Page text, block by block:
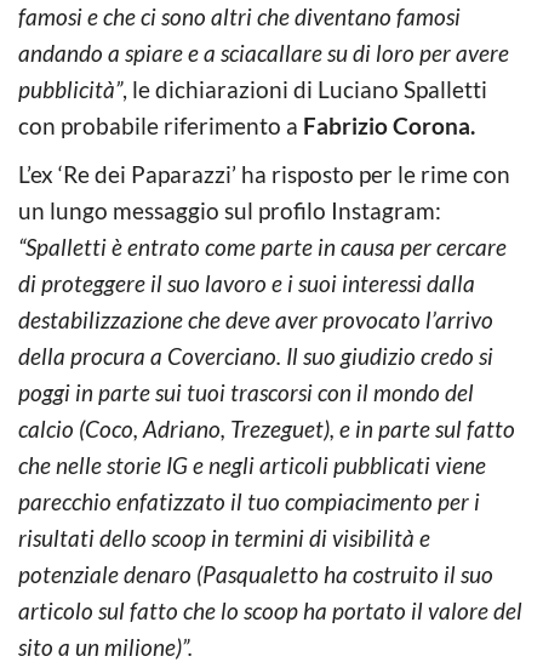
famosi e che ci sono altri che diventano famosi
andando a spiare e a sciacallare su di loro per avere
pubblicità”, le dichiarazioni di Luciano Spalletti
con probabile riferimento a Fabrizio Corona.
L’ex ‘Re dei Paparazzi’ ha risposto per le rime con
un lungo messaggio sul profilo Instagram:
“Spalletti è entrato come parte in causa per cercare
di proteggere il suo lavoro e i suoi interessi dalla
destabilizzazione che deve aver provocato l’arrivo
della procura a Coverciano. Il suo giudizio credo si
poggi in parte sui tuoi trascorsi con il mondo del
calcio (Coco, Adriano, Trezeguet), e in parte sul fatto
che nelle storie IG e negli articoli pubblicati viene
parecchio enfatizzato il tuo compiacimento per i
risultati dello scoop in termini di visibilità e
potenziale denaro (Pasqualetto ha costruito il suo
articolo sul fatto che lo scoop ha portato il valore del
sito a un milione)”.